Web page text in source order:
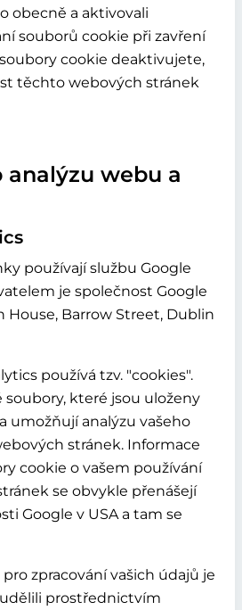
obecně a aktivovali
souborů cookie při zavření
cookie deaktivujete,
těchto webových stránek
analýzu webu a
používají službu Google
je společnost Google
House, Barrow Street, Dublin
používá tzv. "cookies".
soubory, které jsou uloženy
umožňují analýzu vašeho
stránek. Informace
cookie o vašem používání
se obvykle přenášejí
Google v USA a tam se
zpracování vašich údajů je
prostřednictvím